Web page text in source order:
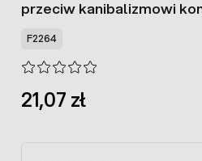
przeciw kanibalizmowi
F2264
21,07 zł